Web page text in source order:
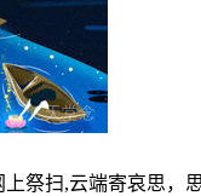
祭扫,云端寄哀思，